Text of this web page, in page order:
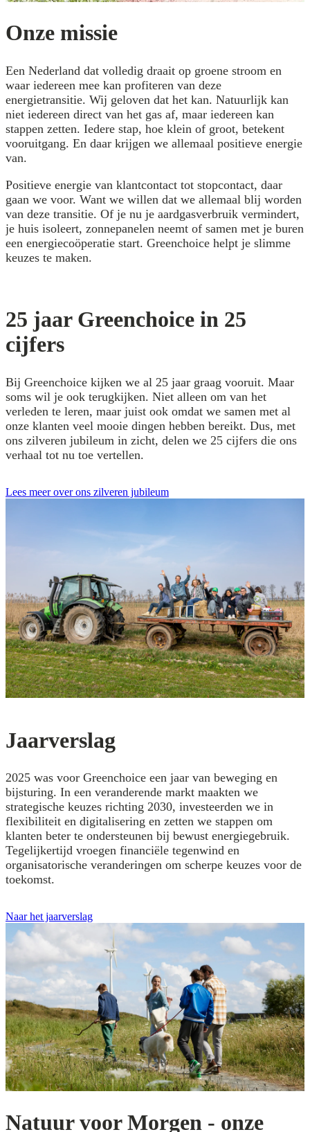
Onze missie
Een Nederland dat volledig draait op groene stroom en
waar iedereen mee kan profiteren van deze
energietransitie. Wij geloven dat het kan. Natuurlijk kan
niet iedereen direct van het gas af, maar iedereen kan
stappen zetten. Iedere stap, hoe klein of groot, betekent
vooruitgang. En daar krijgen we allemaal positieve energie
van.
Positieve energie van klantcontact tot stopcontact, daar
gaan we voor. Want we willen dat we allemaal blij worden
van deze transitie. Of je nu je aardgasverbruik vermindert,
je huis isoleert, zonnepanelen neemt of samen met je buren
een energiecoöperatie start. Greenchoice helpt je slimme
keuzes te maken.
25 jaar Greenchoice in 25
cijfers
Bij Greenchoice kijken we al 25 jaar graag vooruit. Maar
soms wil je ook terugkijken. Niet alleen om van het
verleden te leren, maar juist ook omdat we samen met al
onze klanten veel mooie dingen hebben bereikt. Dus, met
ons zilveren jubileum in zicht, delen we 25 cijfers die ons
verhaal tot nu toe vertellen.
Lees meer over ons zilveren jubileum
Jaarverslag
2025 was voor Greenchoice een jaar van beweging en
bijsturing. In een veranderende markt maakten we
strategische keuzes richting 2030, investeerden we in
flexibiliteit en digitalisering en zetten we stappen om
klanten beter te ondersteunen bij bewust energiegebruik.
Tegelijkertijd vroegen financiële tegenwind en
organisatorische veranderingen om scherpe keuzes voor de
toekomst.
Naar het jaarverslag
Natuur voor Morgen - onze